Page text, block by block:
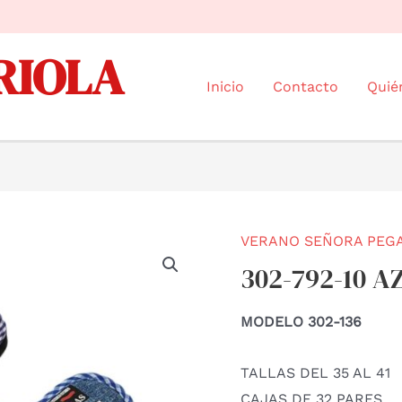
Inicio Contacto
VERANO SEÑORA
302-792-10
MODELO 302-136
TALLAS DEL 35 AL 41